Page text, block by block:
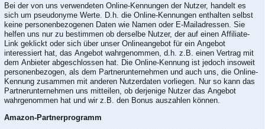
Bei der von uns verwendeten Online-Kennungen der Nutzer, handelt es
sich um pseudonyme Werte. D.h. die Online-Kennungen enthalten selbst
keine personenbezogenen Daten wie Namen oder E-Mailadressen. Sie
helfen uns nur zu bestimmen ob derselbe Nutzer, der auf einen Affiliate-
Link geklickt oder sich über unser Onlineangebot für ein Angebot
interessiert hat, das Angebot wahrgenommen, d.h. z.B. einen Vertrag mit
dem Anbieter abgeschlossen hat. Die Online-Kennung ist jedoch insoweit
personenbezogen, als dem Partnerunternehmen und auch uns, die Online-
Kennung zusammen mit anderen Nutzerdaten vorliegen. Nur so kann das
Partnerunternehmen uns mitteilen, ob derjenige Nutzer das Angebot
wahrgenommen hat und wir z.B. den Bonus auszahlen können.
Amazon-Partnerprogramm